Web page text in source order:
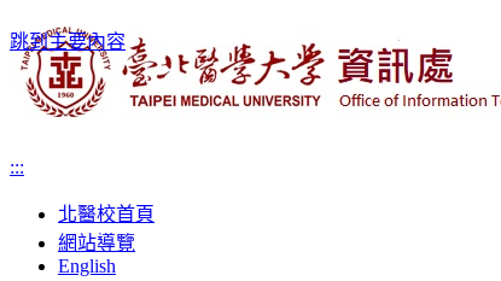
跳到主要內容
:::
北醫校首頁
網站導覽
English